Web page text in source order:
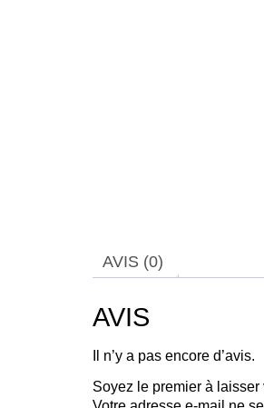
AVIS (0)
AVIS
Il n’y a pas encore d’avis.
Soyez le premier à laisser